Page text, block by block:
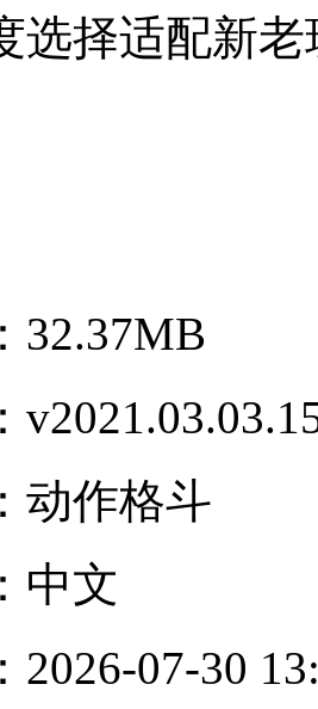
选择适配新
32.37MB
动作格斗
中文
2026-07-30